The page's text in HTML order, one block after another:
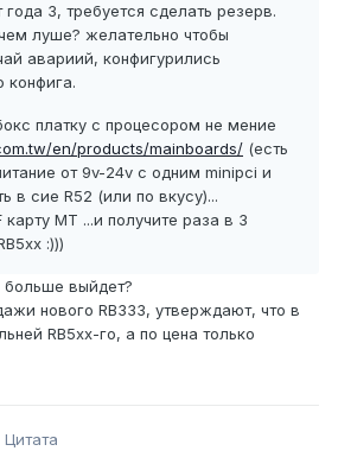
года 3, требуется сделать резерв.
луше? желательно чтобы
авариий, конфигурились
конфига.
платку с процесором не мение
en/products/mainboards/ (есть
от 9v-24v c одним minipci и
в сие R52 (или по вкусу)...
карту MT ...и получите раза в 3
:)))
больше выйдет?
нового RB333, утверждают, что в
RB5xx-го, а по цена только
Цитата